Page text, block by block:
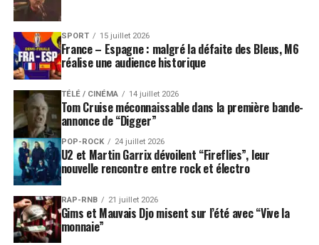
SPORT 15 juillet 2026
France – Espagne : malgré la défaite des Bleus, M6
réalise une audience historique
TÉLÉ / CINÉMA 14 juillet 2026
Tom Cruise méconnaissable dans la première bande-
annonce de “Digger”
POP-ROCK 24 juillet 2026
U2 et Martin Garrix dévoilent “Fireflies”, leur
nouvelle rencontre entre rock et électro
RAP-RNB 21 juillet 2026
Gims et Mauvais Djo misent sur l’été avec “Vive la
monnaie”